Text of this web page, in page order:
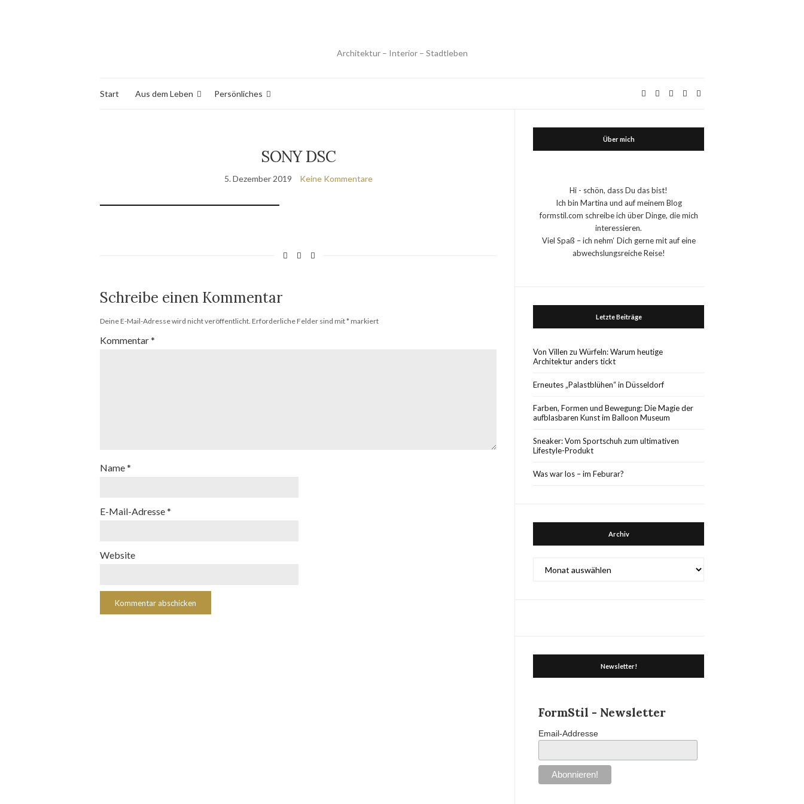
Architektur – Interior – Stadtleben
Start Aus dem Leben Persönliches
SONY DSC
5. Dezember 2019 Keine Kommentare
Schreibe einen Kommentar
Deine E-Mail-Adresse wird nicht veröffentlicht. Erforderliche Felder sind mit*markiert
Kommentar*
Name*
E-Mail-Adresse*
Website
Über mich
Hi - schön, dass Du das bist!
Ich bin Martina und auf meinem Blog
formstil.com schreibe ich über Dinge, die mich
interessieren.
Viel Spaß – ich nehm‘ Dich gerne mit auf eine
abwechslungsreiche Reise!
Letzte Beiträge
Von Villen zu Würfeln: Warum heutige
Architektur anders tickt
Erneutes „Palastblühen“ in Düsseldorf
Farben, Formen und Bewegung: Die Magie der
aufblasbaren Kunst im Balloon Museum
Sneaker: Vom Sportschuh zum ultimativen
Lifestyle-Produkt
Was war los – im Feburar?
Archiv
Newsletter!
FormStil - Newsletter
Email-Addresse